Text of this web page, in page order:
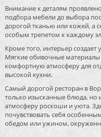
Внимание к деталям
подбора мебели до выбора
дорогой тканью или кожей, а
особым трепетом к каждому
Кроме того, интерьер
Мягкие обивочные
комфортную атмосферу для
высокой кухни.
Самый дорогой ресторан в
только изысканные блюда, но
атмосферу роскоши и уюта.
почувствовать себя
обедом или ужином,